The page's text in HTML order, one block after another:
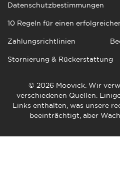
© 2026 Moovick. Wir
verschiedenen Quellen.
Links enthalten, was unsere
beeinträchtigt, aber
Datenschutzbestimmungen
10 Regeln für einen
Zahlungsrichtlinien
Stornierung & Rückerstattung